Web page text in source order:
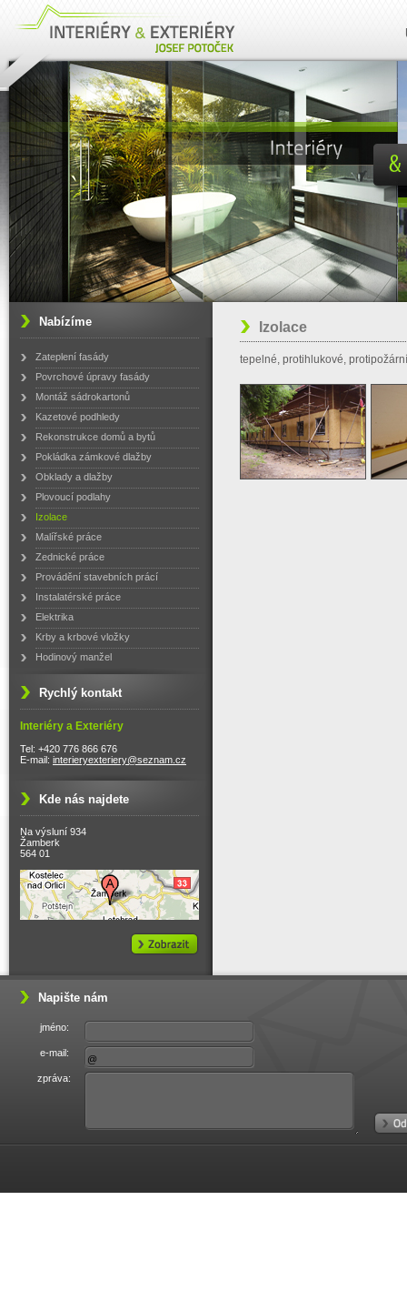
Nabízíme
Zateplení fasády
Povrchové úpravy fasády
Montáž sádrokartonů
Kazetové podhledy
Rekonstrukce domů a bytů
Pokládka zámkové dlažby
Obklady a dlažby
Plovoucí podlahy
Izolace
Malířské práce
Zednické práce
Provádění stavebních prácí
Instalatérské práce
Elektrika
Krby a krbové vložky
Hodinový manžel
Rychlý kontakt
Interiéry a Exteriéry
Tel: +420 776 866 676
E-mail: interieryexteriery@seznam.cz
Kde nás najdete
Na výsluní 934
Žamberk
564 01
Izolace
tepelné, protihlukové,
Napište nám
jméno:
e-mail:
zpráva: